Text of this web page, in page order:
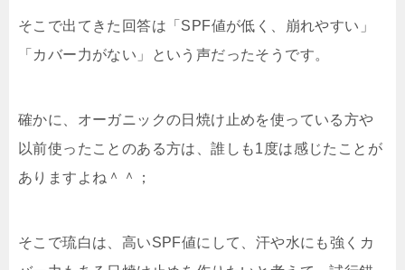
そこで出てきた回答は「SPF値が低く、崩れやすい」
「カバー力がない」という声だったそうです。
確かに、オーガニックの日焼け止めを使っている方や
以前使ったことのある方は、誰しも1度は感じたことが
ありますよね＾＾；
そこで琉白は、高いSPF値にして、汗や水にも強くカ